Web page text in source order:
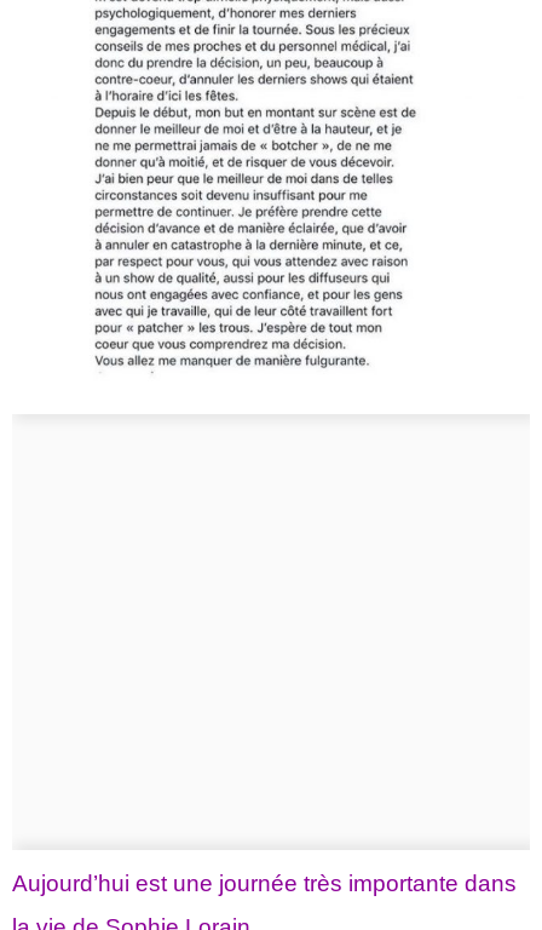
Aujourd’hui est une journée très importante dans